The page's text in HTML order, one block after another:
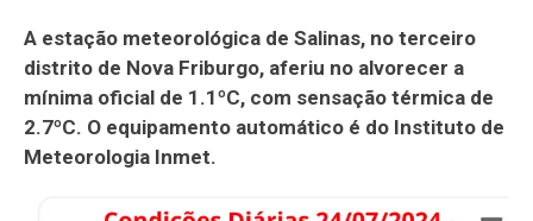
A estação meteorológica de Salinas, no terceiro
distrito de Nova Friburgo, aferiu no alvorecer a
mínima oficial de 1.1ºC, com sensação térmica de
2.7ºC. O equipamento automático é do Instituto de
Meteorologia Inmet.